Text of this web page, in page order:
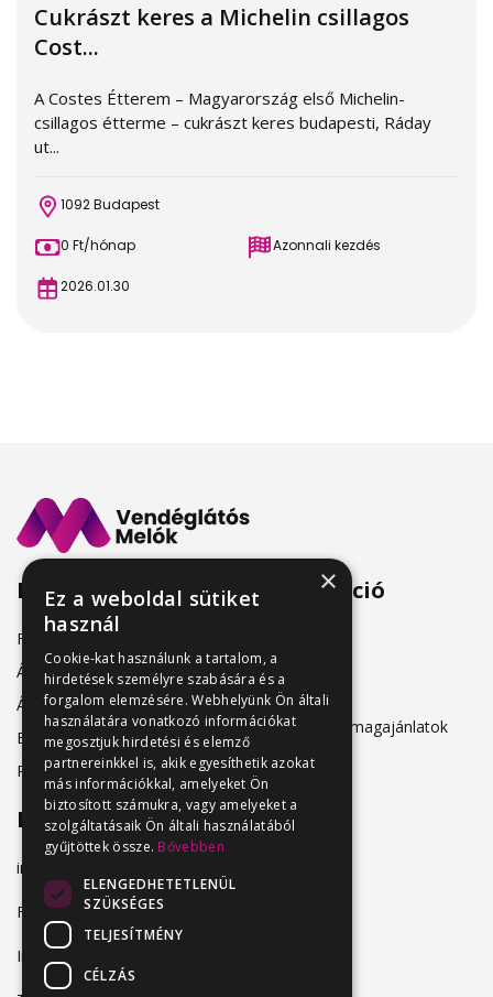
Cukrászt keres a Michelin csillagos
Cost...
A Costes Étterem – Magyarország első Michelin-
csillagos étterme – cukrászt keres budapesti, Ráday
ut...
1092 Budapest
0 Ft/hónap Azonnali kezdés
2026.01.30
Menü
Friss állásajánlatok
Álláshirdetőknek
Álláskeresőknek
Belépés
Regisztráció
Információ
Adatkezelés
Hirdetési csomagajánlatok
Elérhetőség
info@vendeglatosmelok.hu
Facebook
Instagram
×
Ez a weboldal sütiket
használ
Cookie-kat használunk a tartalom, a
hirdetések személyre szabására és a
forgalom elemzésére. Webhelyünk Ön általi
használatára vonatkozó információkat
megosztjuk hirdetési és elemző
partnereinkkel is, akik egyesíthetik azokat
más információkkal, amelyeket Ön
biztosított számukra, vagy amelyeket a
szolgáltatásaik Ön általi használatából
gyűjtöttek össze. Bővebben
ELENGEDHETETLENÜL
SZÜKSÉGES
TELJESÍTMÉNY
CÉLZÁS